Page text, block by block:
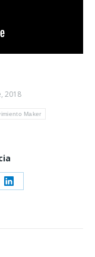
2018
Maker
Share